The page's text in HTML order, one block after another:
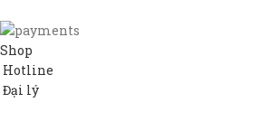
Shop
Hotline
Đại lý